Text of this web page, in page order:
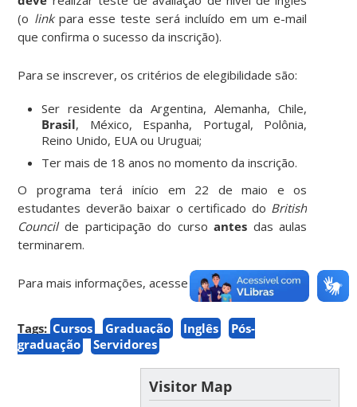
(o linkpara esse teste será incluído em um e-mail
que confirma o sucesso da inscrição).
Para se inscrever, os critérios de elegibilidade são:
Ser residente da Argentina, Alemanha, Chile,
Brasil, México, Espanha, Portugal, Polônia,
Reino Unido, EUA ou Uruguai;
Ter mais de 18 anos no momento da inscrição.
O programa terá início em 22 de maio e os
estudantes deverão baixar o certificado do British
Councilde participação do cursoantes das aulas
terminarem.
Para mais informações, acesse aqui.
Tags: Cursos Graduação Inglês
Pós-
graduação
Servidores
Visitor Map